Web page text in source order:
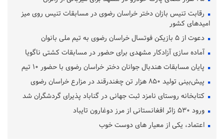
رقابت تنیس بازان دختر خراسان رضوی در مسابقات تنیس روی میز
امیدهای کشور
دعوت از ۵ بازیکن فوتسال خراسان رضوی به تیم ملی بانوان
آماده‌ سازی آزادکار مشهدی برای حضور در مسابقات کشتی ناگویا
پایان مسابقات هندبال جوانان دختر خراسان رضوی با حضور ۱۰ تیم
پیش‌بینی تولید ۸۵۰ هزار تن چغندرقند در مزارع خراسان رضوی
کتابخانه روستای نامزد ثبت جهانی در گناباد پذیرای گردشگران شد
ورود ۵۳۰ زائر افغانستانی از مرز دوغارون تایباد
اعتماد، یکی از معیار های دوست خوب